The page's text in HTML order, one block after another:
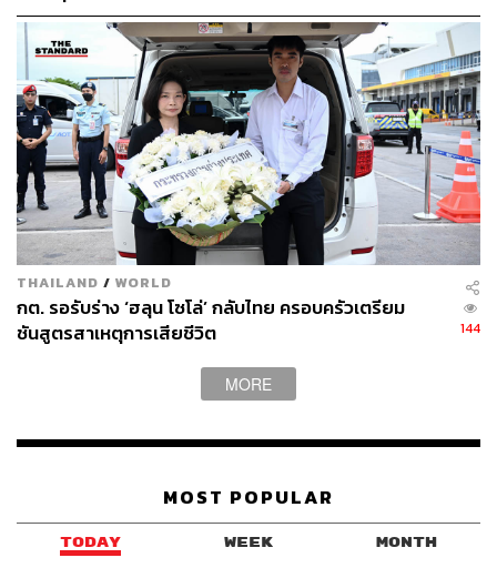
THAILAND / WORLD
กต. รอรับร่าง ‘ฮลุน โซโล่’ กลับไทย ครอบครัวเตรียม
ชันสูตรสาเหตุการเสียชีวิต
144
MORE
MOST POPULAR
TODAY WEEK MONTH